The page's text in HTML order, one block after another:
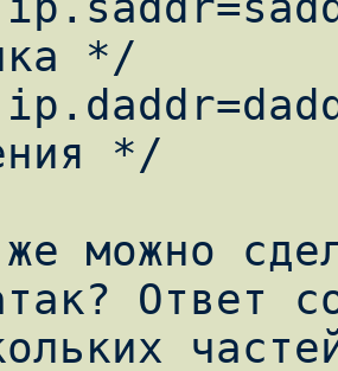
*/
*/
Ответ